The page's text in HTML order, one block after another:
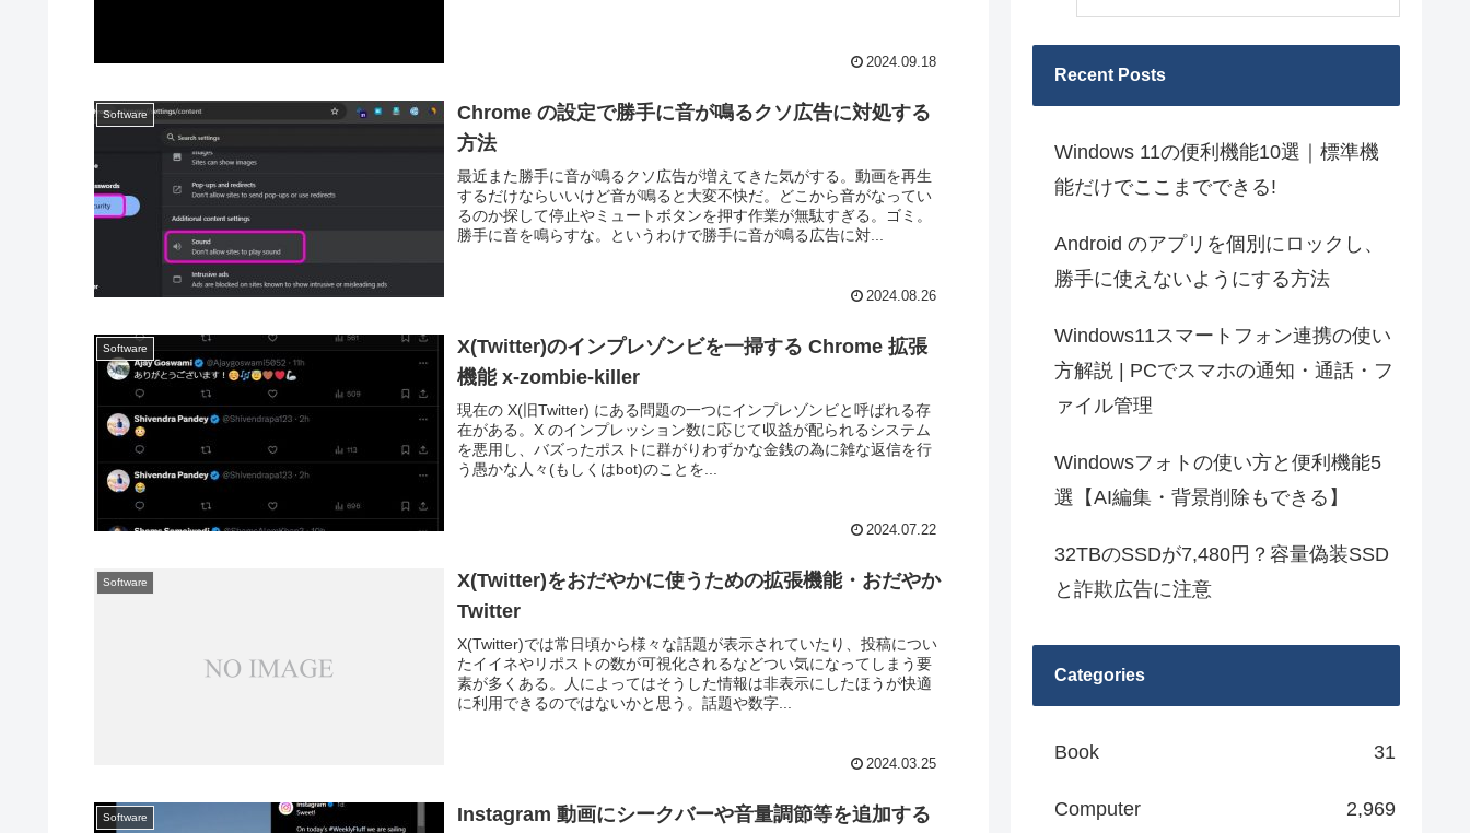
2024.09.18
Software
Chrome の設定で勝手に音が鳴るクソ広告に対処する
方法
最近また勝手に音が鳴るクソ広告が増えてきた気がする。動画を再生
するだけならいいけど音が鳴ると大変不快だ。どこから音がなってい
るのか探して停止やミュートボタンを押す作業が無駄すぎる。ゴミ。
勝手に音を鳴らすな。というわけで勝手に音が鳴る広告に対...
2024.08.26
Software
X(Twitter)のインプレゾンビを一掃する Chrome 拡張
機能 x-zombie-killer
現在の X(旧Twitter) にある問題の一つにインプレゾンビと呼ばれる存
在がある。X のインプレッション数に応じて収益が配られるシステム
を悪用し、バズったポストに群がりわずかな金銭の為に雑な返信を行
う愚かな人々(もしくはbot)のことを...
2024.07.22
Software
X(Twitter)をおだやかに使うための拡張機能・おだやか
Twitter
X(Twitter)では常日頃から様々な話題が表示されていたり、投稿につい
たイイネやリポストの数が可視化されるなどつい気になってしまう要
素が多くある。人によってはそうした情報は非表示にしたほうが快適
に利用できるのではないかと思う。話題や数字...
2024.03.25
Software
Instagram 動画にシークバーや音量調節等を追加する
Recent Posts
Windows 11の便利機能10選｜標準機
能だけでここまでできる!
Android のアプリを個別にロックし、
勝手に使えないようにする方法
Windows11スマートフォン連携の使い
方解説 | PCでスマホの通知・通話・フ
ァイル管理
Windowsフォトの使い方と便利機能5
選【AI編集・背景削除もできる】
32TBのSSDが7,480円？容量偽装SSD
と詐欺広告に注意
Categories
Book 31
Computer 2,969